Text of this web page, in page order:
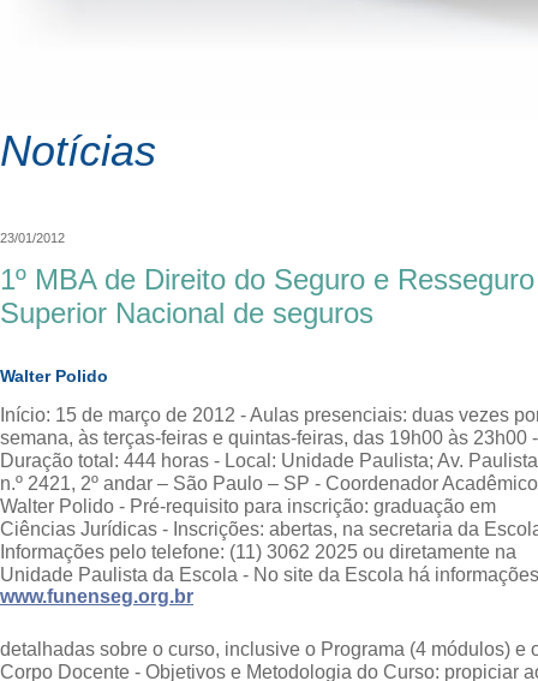
Notícias
23/01/2012
1º MBA de Direito do Seguro e
Superior Nacional de seguros
Walter Polido
Início: 15 de março de 2012 - Aulas presenciais: duas vezes
semana, às terças-feiras e quintas-feiras, das 19h00 às 23h00 -
Duração total: 444 horas - Local: Unidade Paulista; Av. Paulista
n.º 2421, 2º andar – São Paulo – SP - Coordenador
Walter Polido - Pré-requisito para inscrição: graduação em
Ciências Jurídicas - Inscrições: abertas, na secretaria da
Informações pelo telefone: (11) 3062 2025 ou diretamente na
Unidade Paulista da Escola - No site da Escola
www.funenseg.org.br
há informações
detalhadas sobre o curso, inclusive o Programa (4 módulos) e
Corpo Docente - Objetivos e Metodologia do Curso: propiciar